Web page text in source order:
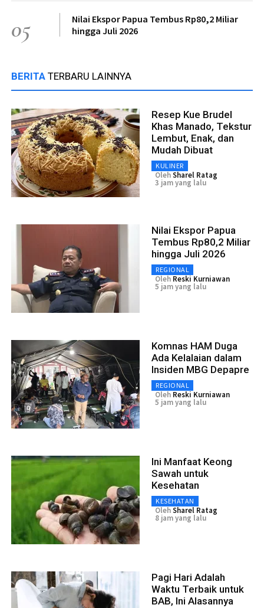
05
Nilai Ekspor Papua Tembus Rp80,2 Miliar
hingga Juli 2026
BERITA TERBARU LAINNYA
Resep Kue Brudel
Khas Manado, Tekstur
Lembut, Enak, dan
Mudah Dibuat
KULINER
OlehSharel Ratag
3 jam yang lalu
Nilai Ekspor Papua
Tembus Rp80,2 Miliar
hingga Juli 2026
REGIONAL
Oleh Reski Kurniawan
5 jam yang lalu
Komnas HAM Duga
Ada Kelalaian dalam
Insiden MBG Depapre
REGIONAL
Oleh Reski Kurniawan
5 jam yang lalu
Ini Manfaat Keong
Sawah untuk
Kesehatan
KESEHATAN
OlehSharel Ratag
8 jam yang lalu
Pagi Hari Adalah
Waktu Terbaik untuk
BAB, Ini Alasannya